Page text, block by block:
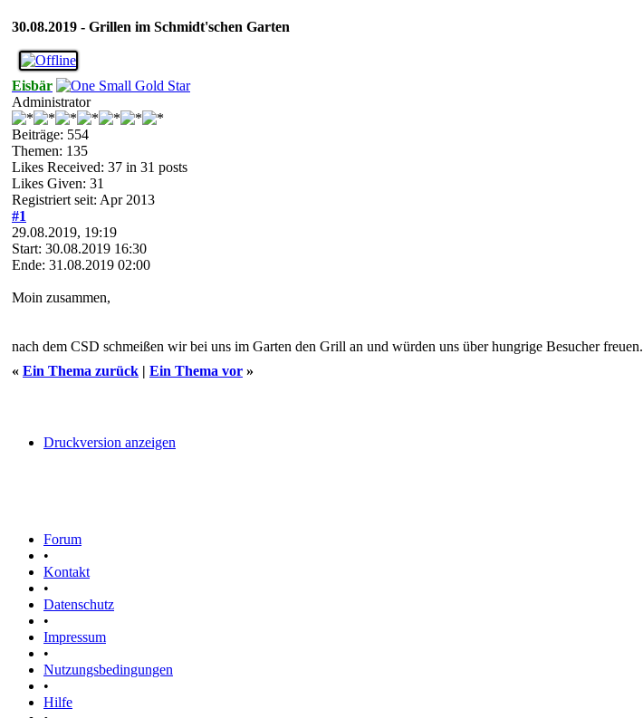
30.08.2019 - Grillen im Schmidt'schen Garten
Eisbär
Administrator
Beiträge: 554
Themen: 135
Likes Received: 37 in 31 posts
Likes Given: 31
Registriert seit: Apr 2013
#1
29.08.2019, 19:19
Start: 30.08.2019 16:30
Ende: 31.08.2019 02:00
Moin zusammen,
nach dem CSD schmeißen wir bei uns im Garten den Grill an und würden uns über hungrige Besucher freuen.
« Ein Thema zurück | Ein Thema vor »
Druckversion anzeigen
Forum
•
Kontakt
•
Datenschutz
•
Impressum
•
Nutzungsbedingungen
•
Hilfe